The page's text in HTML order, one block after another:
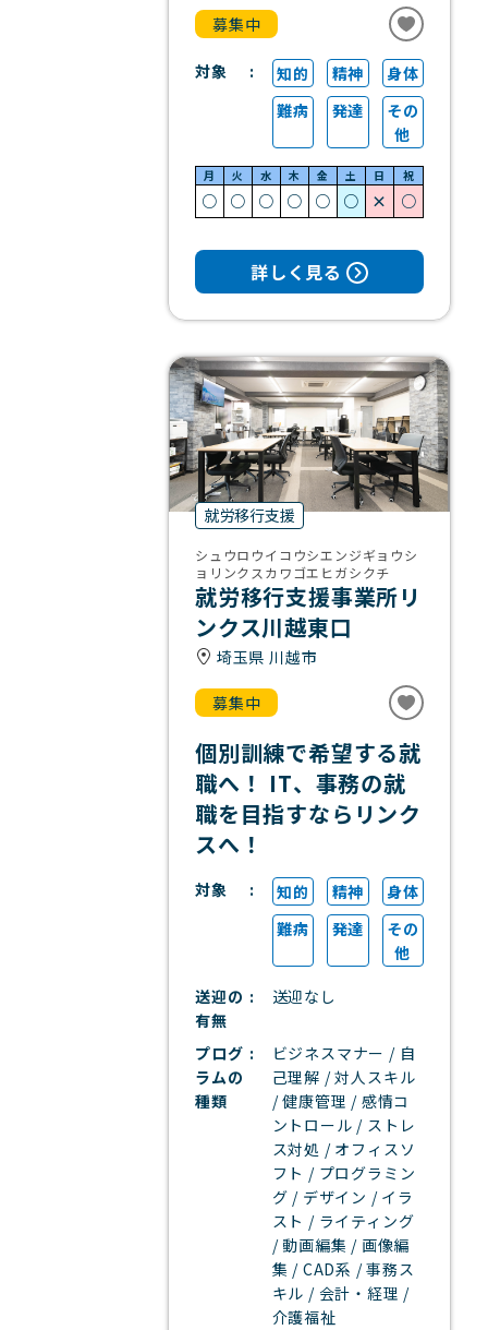
詳しく見る
募集中
対象 知的 精神
身体
難病
発達
その
他
月 火 水 木 金 土 日 祝
○ ○ ○ ○ ○ ○ × ○
就労移行支援
シュウロウイコウシエンジギョウシ
ョリンクスカワゴエヒガシクチ
就労移行支援事業所リ
ンクス川越東口
埼玉県 川越市
募集中
個別訓練で希望する就
職へ！ IT、事務の就
職を目指すならリンク
スへ！
対象 知的 精神
身体
難病
発達
その
他
送迎の
有無
送迎なし
プログ
ラムの
種類
ビジネスマナー / 自
己理解 / 対人スキル
/ 健康管理 / 感情コ
ントロール / ストレ
ス対処 / オフィスソ
フト / プログラミン
グ / デザイン / イラ
スト / ライティング
/ 動画編集 / 画像編
集 / CAD系 / 事務ス
キル / 会計・経理 /
介護福祉